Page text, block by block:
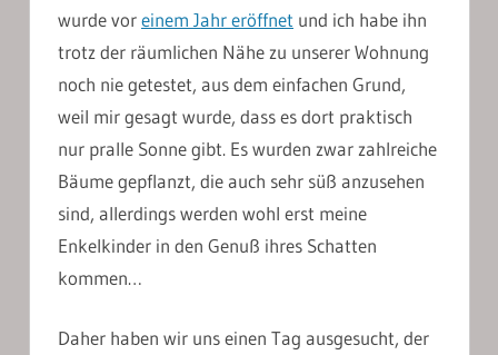
wurde voreinem Jahr eröffnet und ich habe ihn
trotz der räumlichen Nähe zu unserer Wohnung
noch nie getestet, aus dem einfachen Grund,
weil mir gesagt wurde, dass es dort praktisch
nur pralle Sonne gibt. Es wurden zwar zahlreiche
Bäume gepflanzt, die auch sehr süß anzusehen
sind, allerdings werden wohl erst meine
Enkelkinder in den Genuß ihres Schatten
kommen…
Daher haben wir uns einen Tag ausgesucht, der